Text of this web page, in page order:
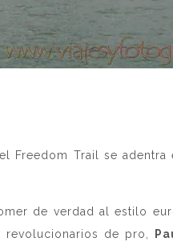
Freedom Trail se
de verdad al estilo
de pro,